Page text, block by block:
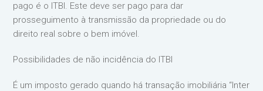
pago é o ITBI. Este deve ser pago para dar
prosseguimento à transmissão da propriedade ou do
direito real sobre o bem imóvel.
Possibilidades de não incidência do ITBI
É um imposto gerado quando há transação imobiliária “Inter